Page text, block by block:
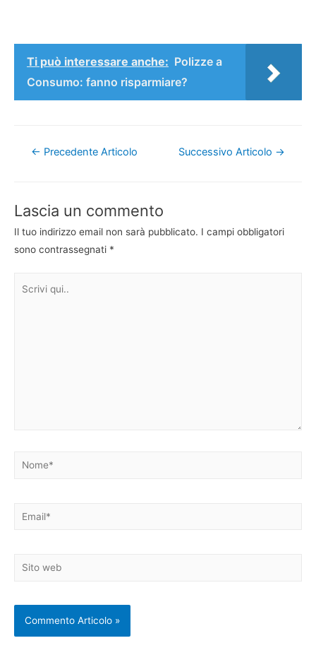
Ti può interessare anche: Polizze a
Consumo: fanno risparmiare?
Navigazione
← Precedente Articolo Successivo Articolo →
Lascia un commento
Il tuo indirizzo email non sarà pubblicato. I campi obbligatori
sono contrassegnati *
Nome*
Email*
Sito